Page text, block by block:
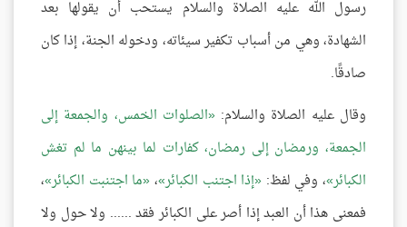
رسول الله عليه الصلاة والسلام يستحب أن يقولها بعد
الشهادة، وهي من أسباب تكفير سيئاته، ودخوله الجنة، إذا كان
صادقًا.
وقال عليه الصلاة والسلام: الصلوات الخمس، والجمعة إلى
الجمعة، ورمضان إلى رمضان، كفارات لما بينهن ما لم تغش
الكبائر ، وفي لفظ: إذا اجتنب الكبائر ، ما اجتنبت الكبائر ،
فمعنى هذا أن العبد إذا أصر على الكبائر فقد ...... ولا حول ولا